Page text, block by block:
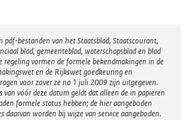
pdf-bestanden van het Staatsblad, Staatscourant,
blad, gemeenteblad, waterschapsblad en blad
regeling vormen de formele bekendmakingen in de
en de Rijkswet goedkeuring en
voor zover ze na 1 juli 2009 zijn uitgegeven.
van vóór deze datum geldt dat alleen de in papieren
formele status hebben; de hier aangeboden
daarvan worden bij wijze van service aangeboden.